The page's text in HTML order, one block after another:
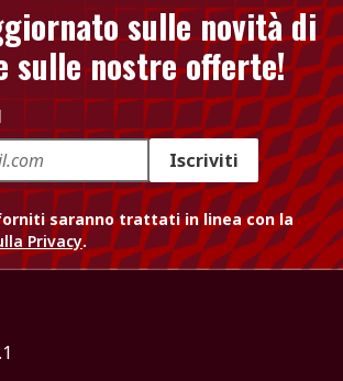
sulle novità di
sulle nostre offerte!
Iscriviti
saranno trattati in linea con la
Privacy.